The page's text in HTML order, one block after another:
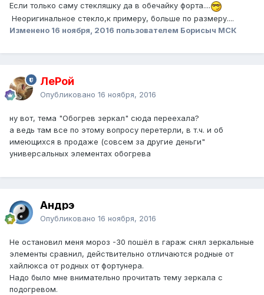
Если только саму стекляшку да в обечайку форта....
Неоригинальное стекло,к примеру, больше по размеру....
Изменено 16 ноября, 2016 пользователем Борисыч МСК
ЛеРой
Опубликовано 16 ноября, 2016
ну вот, тема "Обогрев зеркал" сюда переехала?
а ведь там все по этому вопросу перетерли, в т.ч. и об
имеющихся в продаже (совсем за другие деньги"
универсальных элементах обогрева
Андрэ
Опубликовано 16 ноября, 2016
Не остановил меня мороз -30 пошёл в гараж снял зеркальные
элементы сравнил, действительно отличаются родные от
хайлюкса от родных от фортунера.
Надо было мне внимательно прочитать тему зеркала с
подогревом.